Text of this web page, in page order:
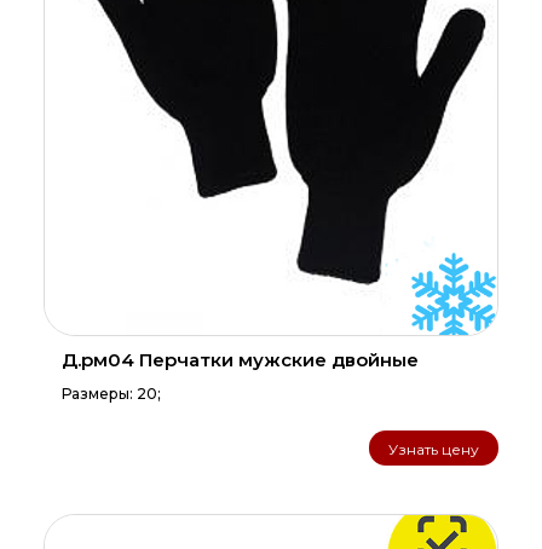
Д.рм04 Перчатки мужские двойные
Размеры: 20;
Узнать цену